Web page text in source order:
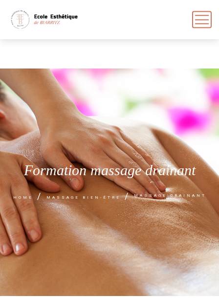
Formation massage drainant
HOME MASSAGE BIEN-ÊTRE MASSAGE DRAINANT